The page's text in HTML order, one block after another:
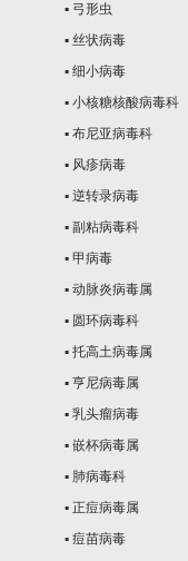
▪ 弓形虫
▪ 丝状病毒
▪ 细小病毒
▪ 小核糖核酸病毒科
▪ 布尼亚病毒科
▪ 风疹病毒
▪ 逆转录病毒
▪ 副粘病毒科
▪ 甲病毒
▪ 动脉炎病毒属
▪ 圆环病毒科
▪ 托高土病毒属
▪ 亨尼病毒属
▪ 乳头瘤病毒
▪ 嵌杯病毒属
▪ 肺病毒科
▪ 正痘病毒属
▪ 痘苗病毒